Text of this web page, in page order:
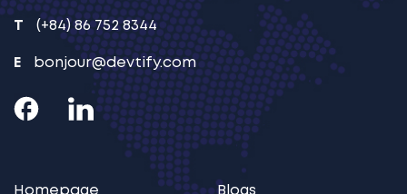
T
(+84) 86 752 8344
E
bonjour@devtify.com